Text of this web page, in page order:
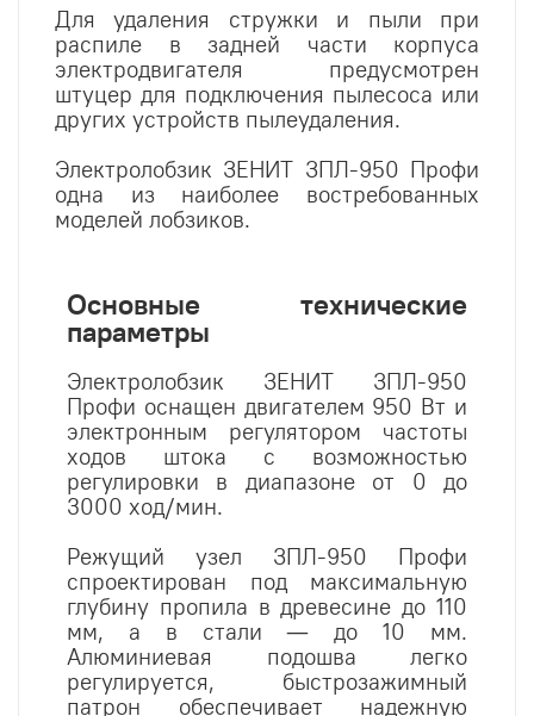
Для удаления стружки и пыли при
распиле в задней части корпуса
электродвигателя предусмотрен
штуцер для подключения пылесоса или
других устройств пылеудаления.
Электролобзик ЗЕНИТ ЗПЛ-950 Профи
одна из наиболее востребованных
моделей лобзиков.
Основные технические
параметры
Электролобзик ЗЕНИТ ЗПЛ-950
Профи оснащен двигателем 950 Вт и
электронным регулятором частоты
ходов штока с возможностью
регулировки в диапазоне от 0 до
3000 ход/мин.
Режущий узел ЗПЛ-950 Профи
спроектирован под максимальную
глубину пропила в древесине до 110
мм, а в стали — до 10 мм.
Алюминиевая подошва легко
регулируется, быстрозажимный
патрон обеспечивает надежную